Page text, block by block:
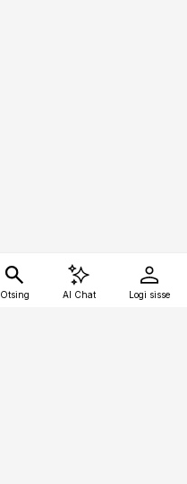
Otsing AI Chat Logi sisse